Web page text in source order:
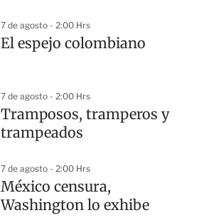
7 de agosto - 2:00 Hrs
El espejo colombiano
7 de agosto - 2:00 Hrs
Tramposos, tramperos y
trampeados
7 de agosto - 2:00 Hrs
México censura,
Washington lo exhibe